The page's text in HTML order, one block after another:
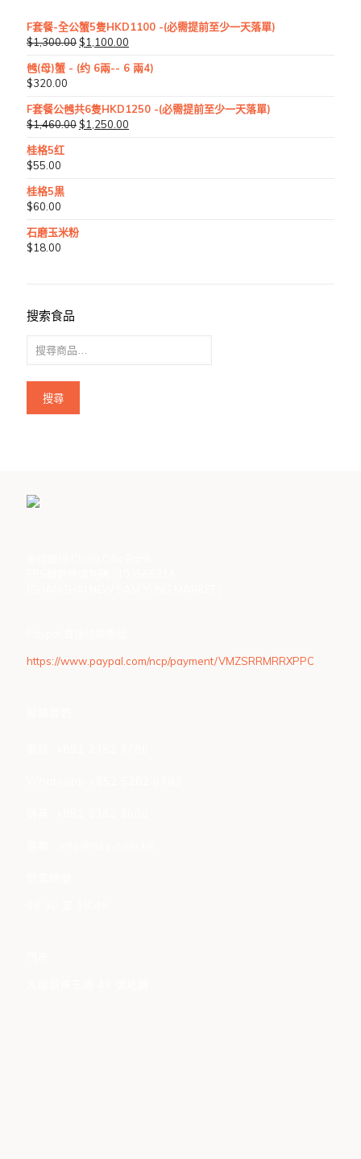
F套餐-全公蟹5隻HKD1100 -(必需提前至少一天落單)
$1,300.00$1,100.00
乸(母)蟹 - (约 6兩-- 6 兩4)
$320.00
F套餐公乸共6隻HKD1250 -(必需提前至少一天落單)
$1,460.00$1,250.00
桂格5红
$55.00
桂格5黒
$60.00
石磨玉米粉
$18.00
搜索食品
搜尋
https://www.paypal.com/ncp/payment/VMZSRRMRRXPPC